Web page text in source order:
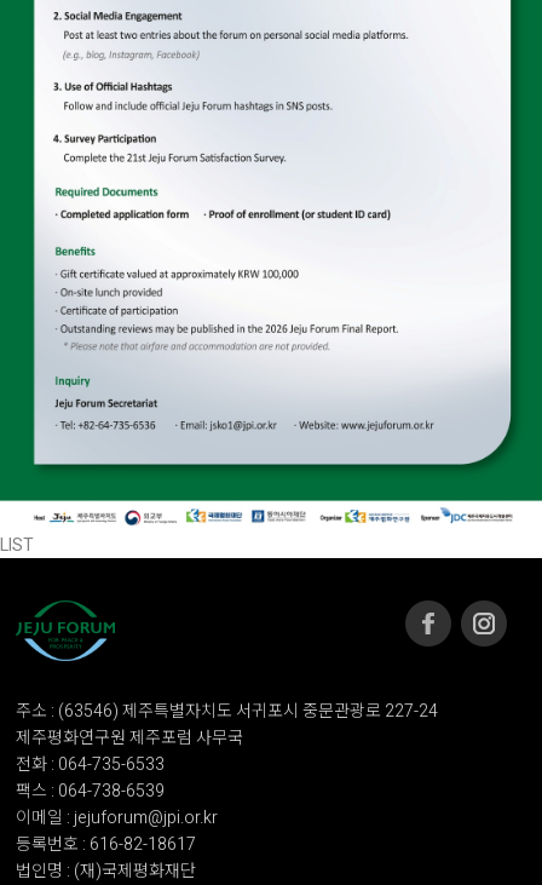
LIST
주소 : (63546) 제주특별자치도 서귀포시 중문관광로 227-24
제주평화연구원 제주포럼 사무국
전화 : 064-735-6533
팩스 : 064-738-6539
이메일 : jejuforum@jpi.or.kr
등록번호 : 616-82-18617
법인명 : (재)국제평화재단